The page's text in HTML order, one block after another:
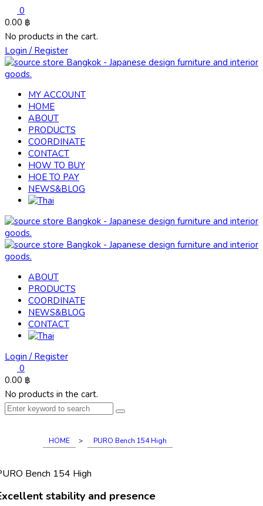
0
0.00 ฿
No products in the cart.
Login / Register
MY ACCOUNT
HOME
ABOUT
PRODUCTS
COORDINATE
CONTACT
HOW TO BUY
HOE TO PAY
NEWS&BLOG
ABOUT
PRODUCTS
COORDINATE
NEWS&BLOG
CONTACT
Login / Register
0
0.00 ฿
No products in the cart.
HOME > PURO Bench 154 High
Bench 154 High
stability and presence